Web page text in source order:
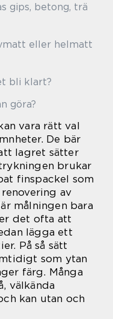
gips, betong, trä
eller helmatt
bli klart?
göra?
vara rätt val
De bär
lagret sätter
brukar
finspackel som
av
målningen bara
det ofta att
lägga ett
På så sätt
som ytan
färg. Många
välkända
kan utan och